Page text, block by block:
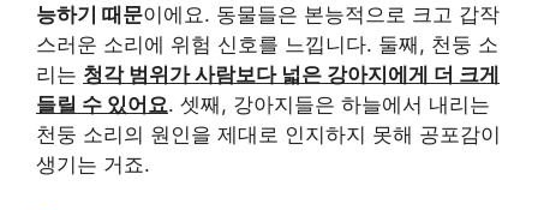
능하기 때문이에요. 동물들은 본능적으로 크고 갑작
스러운 소리에 위험 신호를 느낍니다. 둘째, 천둥 소
리는 청각 범위가 사람보다 넓은 강아지에게 더 크게
들릴 수 있어요. 셋째, 강아지들은 하늘에서 내리는
천둥 소리의 원인을 제대로 인지하지 못해 공포감이
생기는 거죠.